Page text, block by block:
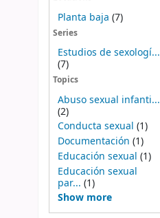
Planta baja (7)
Series
Estudios de sexologí...
(7)
Topics
Abuso sexual infanti...
(2)
Conducta sexual (1)
Documentación (1)
Educación sexual (1)
Educación sexual
par... (1)
Show more